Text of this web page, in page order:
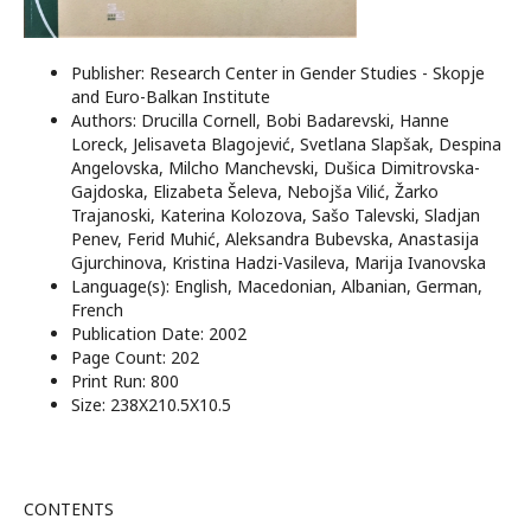
Publisher: Research Center in Gender Studies - Skopje
and Euro-Balkan Institute
Authors: Drucilla Cornell, Bobi Badarevski, Hanne
Loreck, Jelisaveta Blagojević, Svetlana Slapšak, Despina
Angelovska, Milcho Manchevski, Dušica Dimitrovska-
Gajdoska, Elizabeta Šeleva, Nebojša Vilić, Žarko
Trajanoski, Katerina Kolozova, Sašo Talevski, Sladjan
Penev, Ferid Muhić, Aleksandra Bubevska, Anastasija
Gjurchinova, Kristina Hadzi-Vasileva, Marija Ivanovska
Language(s): English, Macedonian, Albanian, German,
French
Publication Date: 2002
Page Count: 202
Print Run: 800
Size: 238X210.5X10.5
CONTENTS